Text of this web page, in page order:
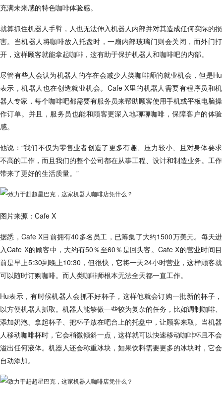
充满未来感的特色咖啡体验感。
就算抓住机器人手臂，人也无法伸入机器人内部并对其造成任何实际的损
害。当机器人将咖啡放入托盘时，一扇内部玻璃门则会关闭，而外门打
开，这样顾客就能拿起咖啡，这有助于保护机器人和咖啡吧的内部。
尽管有些人会认为机器人的存在会减少人类咖啡师的就业机会，但是Hu
表示，机器人也在创造就业机会。Cafe X里的机器人需要有程序员和机
器人专家，每个咖啡吧都需要有服务员来帮助顾客使用手机或平板电脑操
作订单。并且，服务员也能和顾客更深入地聊聊咖啡，保障客户的体验
感。
他说：“我们不仅为零售业者创造了更多有趣、压力较小、且对身体要求
不高的工作，而且我们的整个公司都在从事工程、设计和制造业务。工作
带来了更好的生活质量。”
图片来源：Cafe X
据悉，Cafe X目前拥有40多名员工，已筹集了大约1500万美元。每天进
入Cafe X的顾客中，大约有50％至60％是回头客。Cafe X的营业时间目
前是早上5:30到晚上10:30，但很快，它将一天24小时营业，这样顾客就
可以随时订购咖啡。而人类咖啡师根本无法全天都一直工作。
Hu表示，有时候机器人会抓不好杯子，这样他就会订购一批新的杯子，
以方便机器人抓取。机器人能够做一些较为复杂的任务，比如调制咖啡、
添加奶泡、拿起杯子、把杯子放在吧台上的托盘中，让顾客来取。当机器
人移动咖啡杯时，它会稍微倾斜一点，这样就可以快速移动咖啡杯且不会
溢出任何液体。机器人还会称重冰块，如果饮料需要更多的冰块时，它会
自动添加。